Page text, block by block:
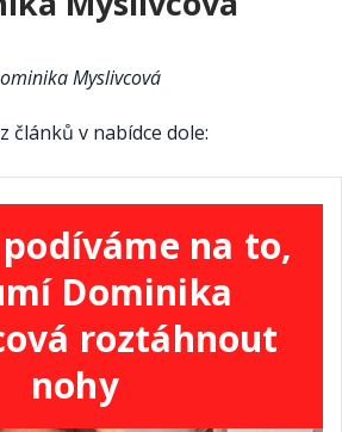
Myslivcová
článků v nabídce dole:
podíváme na to,
Dominika
roztáhnout
nohy